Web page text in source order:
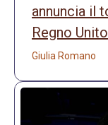
annuncia il
Regno
Giulia Romano